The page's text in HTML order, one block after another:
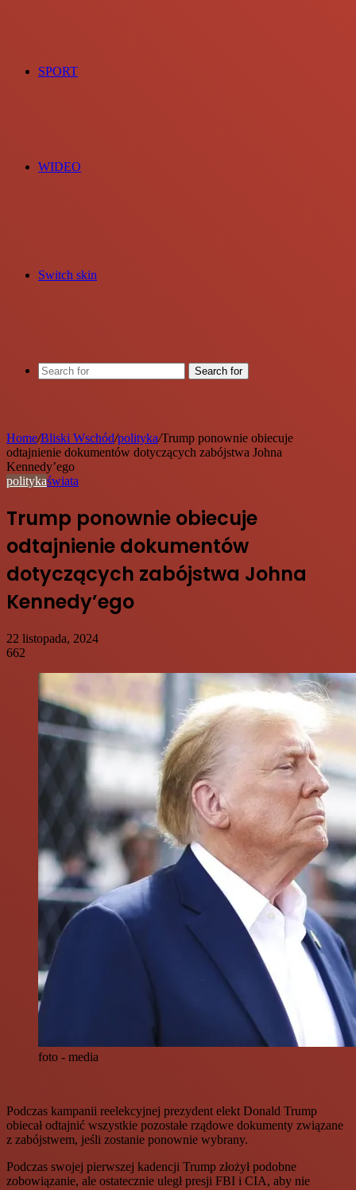
SPORT
WIDEO
Switch skin
Search for
Home/Bliski Wschód/polityka/Trump ponownie obiecuje
odtajnienie dokumentów dotyczących zabójstwa Johna
Kennedy’ego
politykaświata
Trump ponownie obiecuje
odtajnienie dokumentów
dotyczących zabójstwa Johna
Kennedy’ego
22 listopada, 2024
662
foto - media
Podczas kampanii reelekcyjnej prezydent elekt Donald Trump
obiecał odtajnić wszystkie pozostałe rządowe dokumenty związane
z zabójstwem, jeśli zostanie ponownie wybrany.
Podczas swojej pierwszej kadencji Trump złożył podobne
zobowiązanie, ale ostatecznie uległ presji FBI i CIA, aby nie